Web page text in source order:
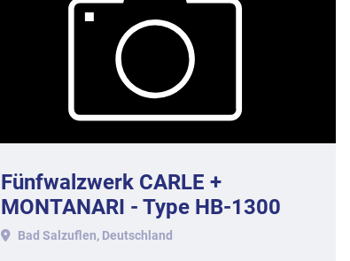
Fünfwalzwerk CARLE +
MONTANARI - Type HB-1300
mit ca. 1.300 mm Walzenbreite.
Bad Salzuflen, Deutschland